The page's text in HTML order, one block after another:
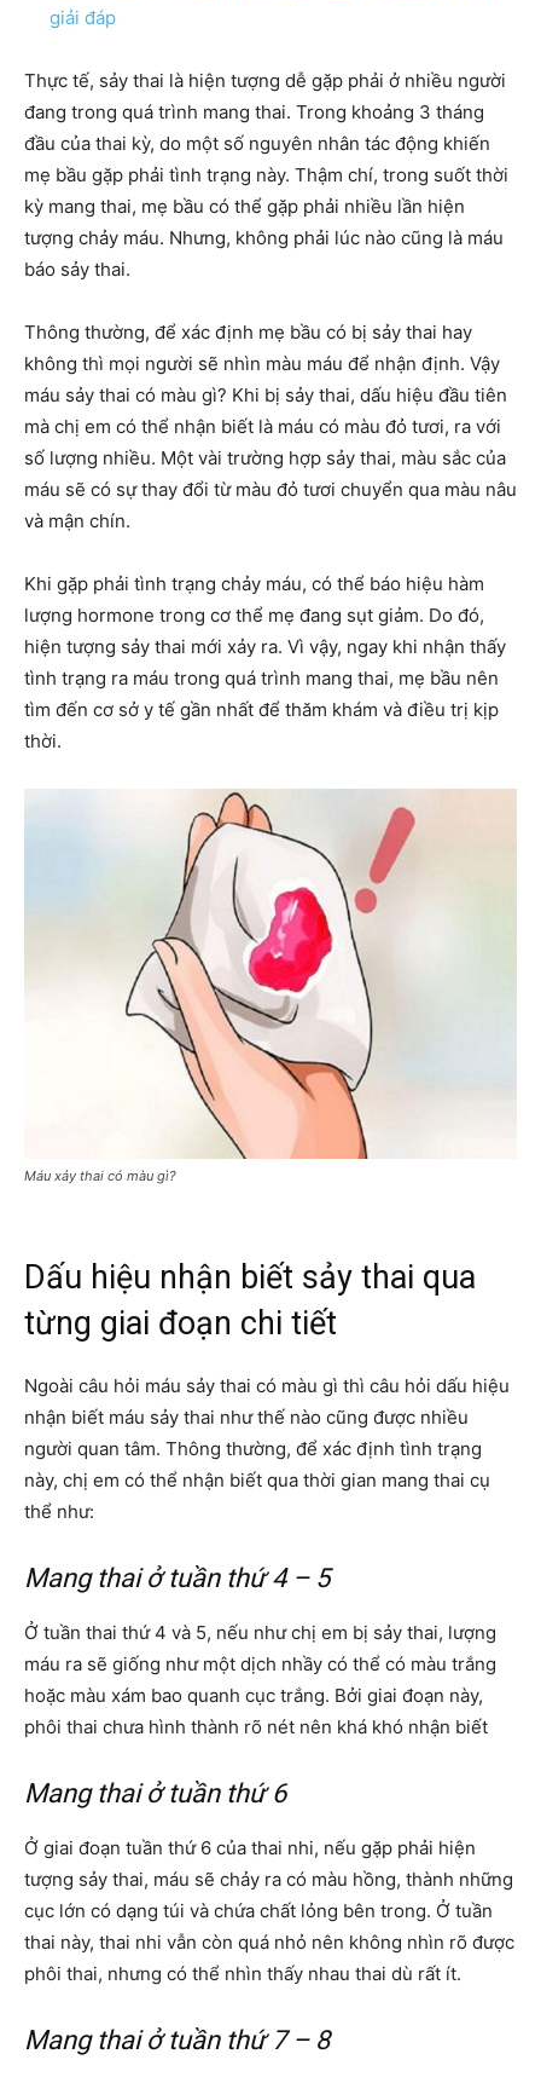
giải đáp
Thực tế, sảy thai là hiện tượng dễ gặp phải ở nhiều người
đang trong quá trình mang thai. Trong khoảng 3 tháng
đầu của thai kỳ, do một số nguyên nhân tác động khiến
mẹ bầu gặp phải tình trạng này. Thậm chí, trong suốt thời
kỳ mang thai, mẹ bầu có thể gặp phải nhiều lần hiện
tượng chảy máu. Nhưng, không phải lúc nào cũng là máu
báo sảy thai.
Thông thường, để xác định mẹ bầu có bị sảy thai hay
không thì mọi người sẽ nhìn màu máu để nhận định. Vậy
máu sảy thai có màu gì? Khi bị sảy thai, dấu hiệu đầu tiên
mà chị em có thể nhận biết là máu có màu đỏ tươi, ra với
số lượng nhiều. Một vài trường hợp sảy thai, màu sắc của
máu sẽ có sự thay đổi từ màu đỏ tươi chuyển qua màu nâu
và mận chín.
Khi gặp phải tình trạng chảy máu, có thể báo hiệu hàm
lượng hormone trong cơ thể mẹ đang sụt giảm. Do đó,
hiện tượng sảy thai mới xảy ra. Vì vậy, ngay khi nhận thấy
tình trạng ra máu trong quá trình mang thai, mẹ bầu nên
tìm đến cơ sở y tế gần nhất để thăm khám và điều trị kịp
thời.
Máu xảy thai có màu gì?
Dấu hiệu nhận biết sảy thai qua
từng giai đoạn chi tiết
Ngoài câu hỏi máu sảy thai có màu gì thì câu hỏi dấu hiệu
nhận biết máu sảy thai như thế nào cũng được nhiều
người quan tâm. Thông thường, để xác định tình trạng
này, chị em có thể nhận biết qua thời gian mang thai cụ
thể như:
Mang thai ở tuần thứ 4 – 5
Ở tuần thai thứ 4 và 5, nếu như chị em bị sảy thai, lượng
máu ra sẽ giống như một dịch nhầy có thể có màu trắng
hoặc màu xám bao quanh cục trắng. Bởi giai đoạn này,
phôi thai chưa hình thành rõ nét nên khá khó nhận biết
Mang thai ở tuần thứ 6
Ở giai đoạn tuần thứ 6 của thai nhi, nếu gặp phải hiện
tượng sảy thai, máu sẽ chảy ra có màu hồng, thành những
cục lớn có dạng túi và chứa chất lỏng bên trong. Ở tuần
thai này, thai nhi vẫn còn quá nhỏ nên không nhìn rõ được
phôi thai, nhưng có thể nhìn thấy nhau thai dù rất ít.
Mang thai ở tuần thứ 7 – 8